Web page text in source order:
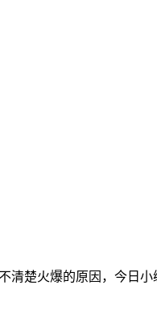
清楚火爆的原因，今日